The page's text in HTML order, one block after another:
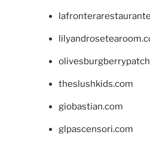
theslushkids.com
giobastian.com
glpascensori.com